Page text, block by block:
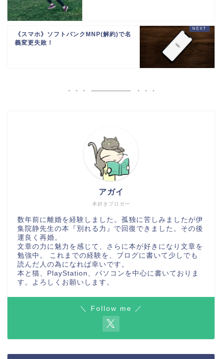
《スマホ》ソフトバンクMNP(解約)で名
義変更失敗！
本好きブロガー
アガイ
数年前に離婚を経験しました。孤独に苦しみましたが伊
集院静先生の本『別れる力』で回復できました。その後
運良く再婚。
文章の力に魅力を感じて、さらに本が好きになり文章を
勉強中。 これまでの経験を、ブログに書いて少しでも
読んだ人の為になれば幸いです。
本と猫、PlayStation、パソコンを中心に書いておりま
す。よろしくお願いします。
＼ Follow me ／